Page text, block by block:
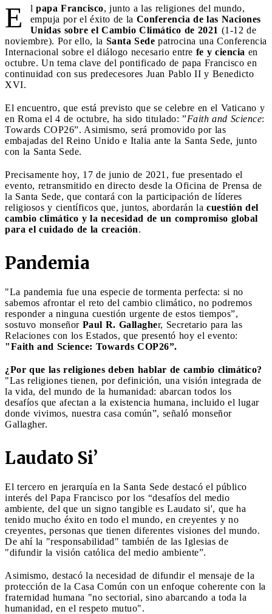
E l papa Francisco, junto a las religiones del mundo,
empuja por el éxito de la Conferencia de las Naciones
Unidas sobre el Cambio Climático de 2021 (1-12 de
noviembre). Por ello, la Santa Sede patrocina una Conferencia
Internacional sobre el diálogo necesario entre fe y ciencia en
octubre. Un tema clave del pontificado de papa Francisco en
continuidad con sus predecesores Juan Pablo II y Benedicto
XVI.
El encuentro, que está previsto que se celebre en el Vaticano y
en Roma el 4 de octubre, ha sido titulado: ”Faith and Science:
Towards COP26”. Asimismo, será promovido por las
embajadas del Reino Unido e Italia ante la Santa Sede, junto
con la Santa Sede.
Precisamente hoy, 17 de junio de 2021, fue presentado el
evento, retransmitido en directo desde la Oficina de Prensa de
la Santa Sede, que contará con la participación de líderes
religiosos y científicos que, juntos, abordarán la cuestión del
cambio climático y la necesidad de un compromiso global
para el cuidado de la creación.
Pandemia
"La pandemia fue una especie de tormenta perfecta: si no
sabemos afrontar el reto del cambio climático, no podremos
responder a ninguna cuestión urgente de estos tiempos”,
sostuvo monseñor Paul R. Gallagher, Secretario para las
Relaciones con los Estados, que presentó hoy el evento:
"Faith and Science: Towards COP26”.
¿Por que las religiones deben hablar de cambio climático?
"Las religiones tienen, por definición, una visión integrada de
la vida, del mundo de la humanidad: abarcan todos los
desafíos que afectan a la existencia humana, incluido el lugar
donde vivimos, nuestra casa común”, señaló monseñor
Gallagher.
Laudato Si’
El tercero en jerarquía en la Santa Sede destacó el público
interés del Papa Francisco por los “desafíos del medio
ambiente, del que un signo tangible es Laudato si', que ha
tenido mucho éxito en todo el mundo, en creyentes y no
creyentes, personas que tienen diferentes visiones del mundo.
De ahí la "responsabilidad" también de las Iglesias de
"difundir la visión católica del medio ambiente”.
Asimismo, destacó la necesidad de difundir el mensaje de la
protección de la Casa Común con un enfoque coherente con la
fraternidad humana "no sectorial, sino abarcando a toda la
humanidad, en el respeto mutuo".